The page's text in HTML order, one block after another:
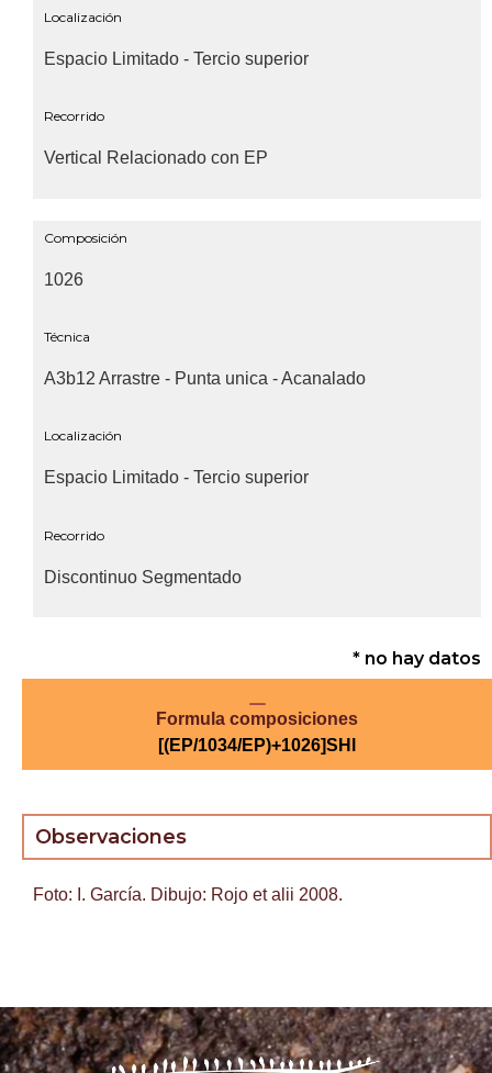
Localización
Espacio Limitado - Tercio superior
Recorrido
Vertical Relacionado con EP
Composición
1026
Técnica
A3b12 Arrastre - Punta unica - Acanalado
Localización
Espacio Limitado - Tercio superior
Recorrido
Discontinuo Segmentado
* no hay datos
Formula composiciones
[(EP/1034/EP)+1026]SHl
Observaciones
Foto: I. García. Dibujo: Rojo et alii 2008.